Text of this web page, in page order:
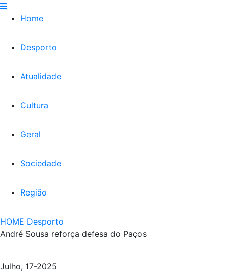
Home
Desporto
Atualidade
Cultura
Geral
Sociedade
Região
HOME Desporto
André Sousa reforça defesa do Paços
Julho, 17-2025